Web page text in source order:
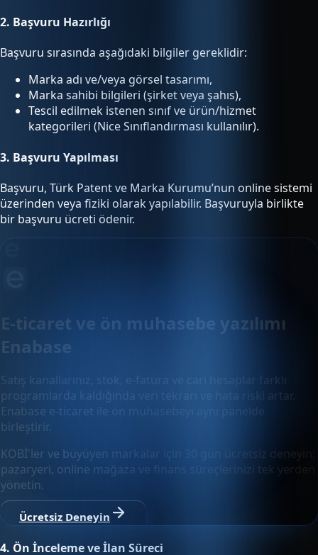
2. Başvuru Hazırlığı
Başvuru sırasında aşağıdaki bilgiler gereklidir:
Marka adı ve/veya görsel tasarımı,
Marka sahibi bilgileri (şirket veya şahıs),
Tescil edilmek istenen sınıf ve ürün/hizmet
kategorileri (Nice Sınıflandırması kullanılır).
3. Başvuru Yapılması
Başvuru, Türk Patent ve Marka Kurumu’nun online sistemi
üzerinden veya fiziki olarak yapılabilir. Başvuruyla birlikte
bir başvuru ücreti ödenir.
E-ticaret ve ön muhasebe yazılımı
Enabase
Satış kanallarınız, stok, e-fatura ve cari hesaplar farklı
programlarda kaldığında veri tekrarı ve hata riski artar.
Enabase e-ticaret ile ön muhasebeyi aynı panelde
birleştirir.
KOBİ'ler ve büyüyen markalar için 30 gün ücretsiz deneyin;
pazaryeri, online mağaza ve finans süreçlerinizi tek yerden
yönetin.
Ücretsiz Deneyin
4. Ön İnceleme ve İlan Süreci